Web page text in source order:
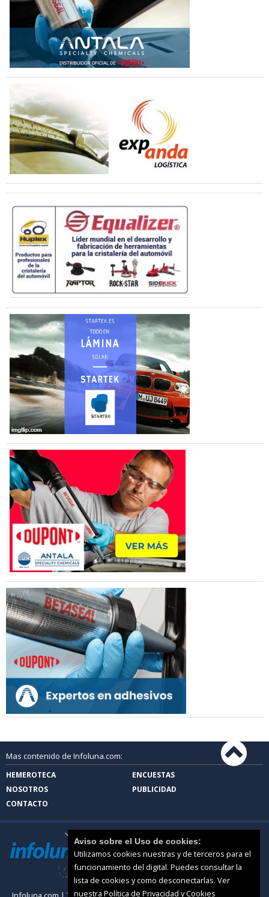
Mas contenido de Infoluna.com:
HEMEROTECA
ENCUESTAS
NOSOTROS
PUBLICIDAD
CONTACTO
Aviso sobre el Uso de cookies:
Utilizamos cookies nuestras y de terceros para el
funcionamiento del digital. Puedes consultar la
lista de cookies y como desconectarlas. Ver
nuestra Política de Privacidad y Cookies